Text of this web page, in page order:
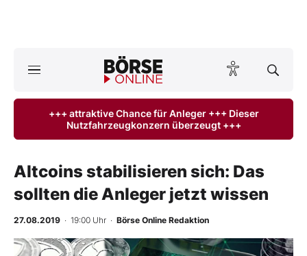
ktuelle Ausgabe BÖRSE ONLINE lesen
Anlageprodukte
Finanz-Check
+++ attraktive Chance für Anleger +++ Dieser
Nutzfahrzeugkonzern überzeugt +++
Altcoins stabilisieren sich: Das
sollten die Anleger jetzt wissen
27.08.2019 · 19:00 Uhr · Börse Online Redaktion